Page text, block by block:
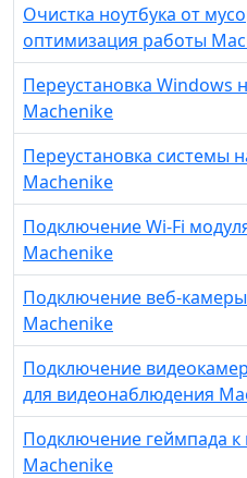
Очистка ноутбука от
оптимизация работы
Переустановка Windows
Machenike
Переустановка системы
Machenike
Подключение Wi-Fi
Machenike
Подключение веб-камеры
Machenike
Подключение
для видеонаблюдения
Подключение геймпада к
Machenike